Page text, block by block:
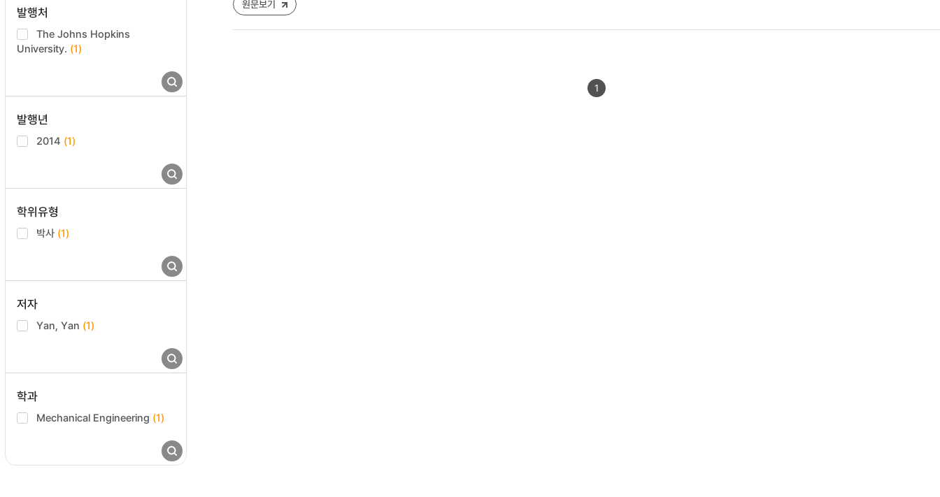
발행처
The Johns Hopkins
University. (1)
발행년
2014 (1)
학위유형
박사 (1)
저자
Yan, Yan (1)
학과
Mechanical Engineering (1)
원문보기
1